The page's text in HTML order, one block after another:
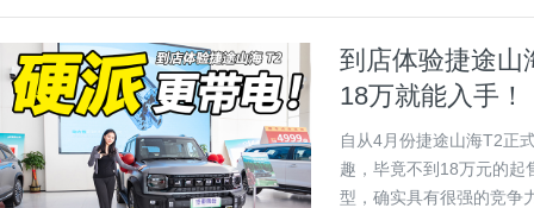
到店体验捷途山
18万就能入手！
自从4月份捷途山海T2正
趣，毕竟不到18万元的起
型，确实具有很强的竞争